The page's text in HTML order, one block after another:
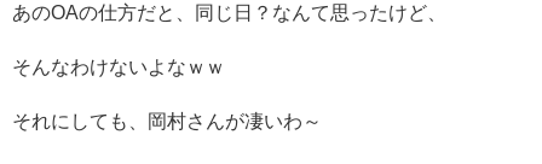
あのOAの仕方だと、同じ日？なんて思ったけど、
そんなわけないよなｗｗ
それにしても、岡村さんが凄いわ～